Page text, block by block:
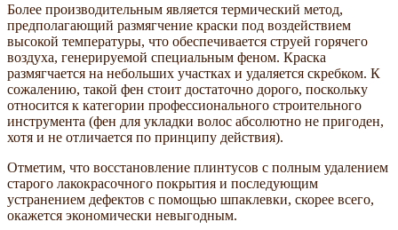
Более производительным является термический метод,
предполагающий размягчение краски под воздействием
высокой температуры, что обеспечивается струей горячего
воздуха, генерируемой специальным феном. Краска
размягчается на небольших участках и удаляется скребком. К
сожалению, такой фен стоит достаточно дорого, поскольку
относится к категории профессионального строительного
инструмента (фен для укладки волос абсолютно не пригоден,
хотя и не отличается по принципу действия).
Отметим, что восстановление плинтусов с полным удалением
старого лакокрасочного покрытия и последующим
устранением дефектов с помощью шпаклевки, скорее всего,
окажется экономически невыгодным.